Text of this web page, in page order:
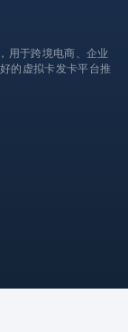
用于跨境电商、企业
的虚拟卡发卡平台推